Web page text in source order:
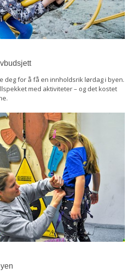
deg for å få en innholdsrik lørdag i byen.
med aktiviteter – og det kostet